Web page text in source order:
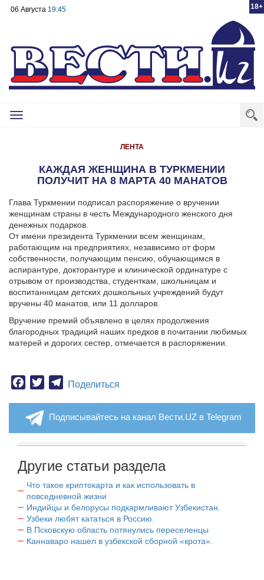
18+
06 Августа 19:45
Toggle
ЛЕНТА
КАЖДАЯ ЖЕНЩИНА В ТУРКМЕНИИ
ПОЛУЧИТ НА 8 МАРТА 40 МАНАТОВ
Глава Туркмении подписал распоряжение о вручении
женщинам страны в честь Международного женского дня
денежных подарков.
От имени президента Туркмении всем женщинам,
работающим на предприятиях, независимо от форм
собственности, получающим пенсию, обучающимся в
аспирантуре, докторантуре и клинической ординатуре с
отрывом от производства, студенткам, школьницам и
воспитанницам детских дошкольных учреждений будут
вручены 40 манатов, или 11 долларов.
Вручение премий объявлено в целях продолжения
благородных традиций наших предков в почитании любимых
матерей и дорогих сестер, отмечается в распоряжении.
Facebook
TwitterTelegram
Поделиться
Подписывайтесь на канал Вести.UZ в Telegram
Другие статьи раздела
Что такое криптокарта и как использовать в
повседневной жизни
Индийцы и белорусы подкармливают Узбекистан.
Узбеки любят кататься в Россию.
В Псковскую область потянулись переселенцы
Каннаваро нашел в узбекской сборной «крота».